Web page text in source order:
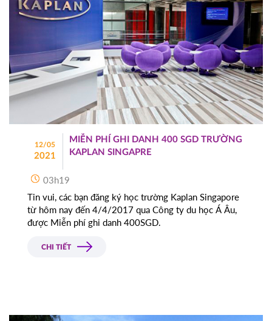
12/05
2021
MIỄN PHÍ GHI DANH 400 SGD TRƯỜNG
KAPLAN SINGAPRE
03h19
Tin vui, các bạn đăng ký học trường Kaplan Singapore
từ hôm nay đến 4/4/2017 qua Công ty du học Á Âu,
được Miễn phí ghi danh 400SGD.
CHI TIẾT